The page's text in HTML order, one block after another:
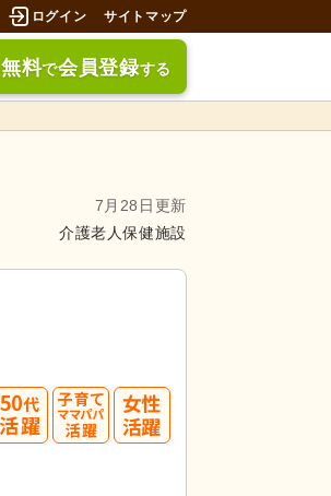
ログイン サイトマップ
無料で会員登録する
7月28日更新
介護老人保健施設